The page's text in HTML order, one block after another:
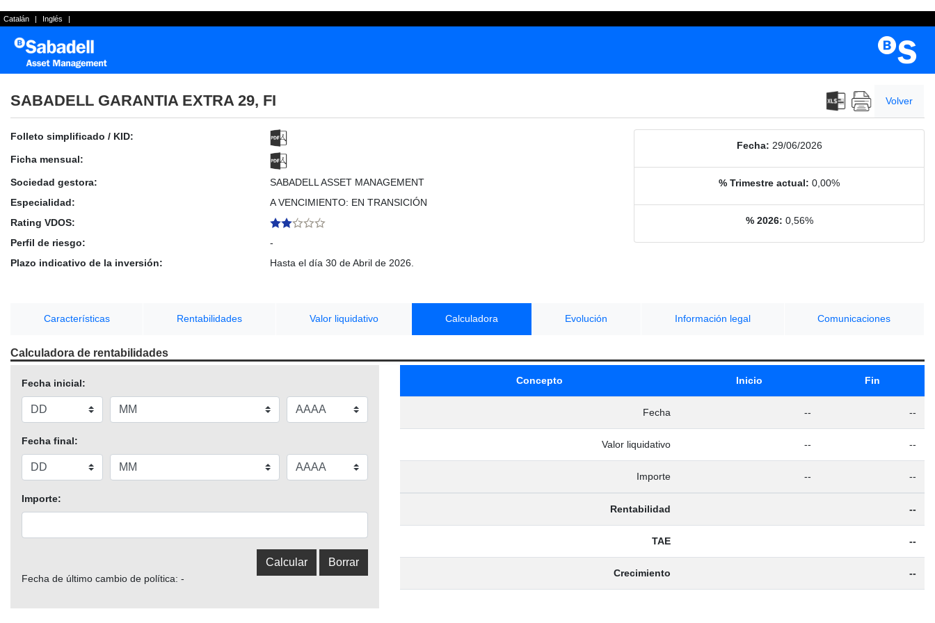
Catalán | Inglés |
SABADELL GARANTIA EXTRA 29, FI Volver
Folleto simplificado / KID:
Ficha mensual:
Sociedad gestora:
SABADELL ASSET MANAGEMENT
Especialidad:
A VENCIMIENTO: EN TRANSICIÓN
Rating VDOS:
Perfil de riesgo:
-
Plazo indicativo de la inversión:
Hasta el día 30 de Abril de 2026.
Fecha: 29/06/2026
% Trimestre actual: 0,00%
% 2026: 0,56%
Características Rentabilidades Valor liquidativo Calculadora Evolución Información legal Comunicaciones
Calculadora de rentabilidades
Fecha inicial:
Fecha final:
Importe:
Fecha de último cambio de política: -
Concepto Inicio Fin
Fecha -- --
Valor liquidativo -- --
Importe -- --
Rentabilidad --
TAE --
Crecimiento --